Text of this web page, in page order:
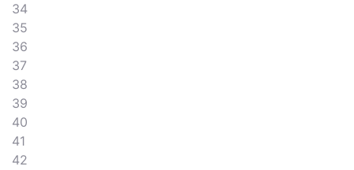
34
35
36
37
38
39
40
41
42